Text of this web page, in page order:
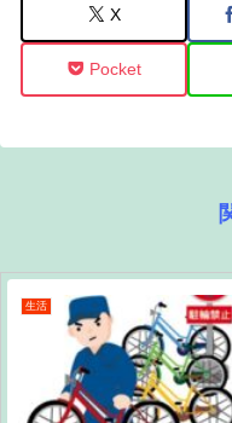
X
Pocket
生活